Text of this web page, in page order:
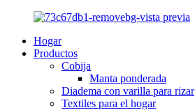
Hogar
Productos
Cobija
Manta ponderada
Diadema con varilla para rizar
Textiles para el hogar